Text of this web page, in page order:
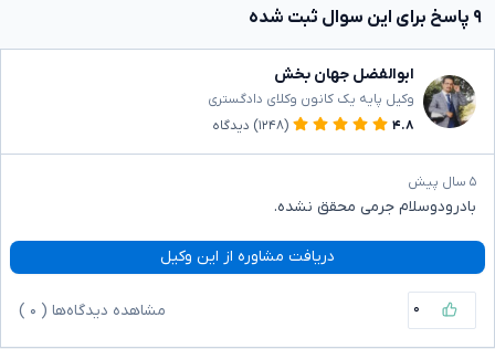
۹ پاسخ برای این سوال ثبت شده
ابوالفضل جهان بخش
وکیل پایه یک کانون وکلای دادگستری
۴.۸
(۱۲۴۸) دیدگاه
۵ سال پیش
بادرودوسلام جرمی محقق نشده.
دریافت مشاوره از این وکیل
۰ مشاهده دیدگاه‌ها ( ۰